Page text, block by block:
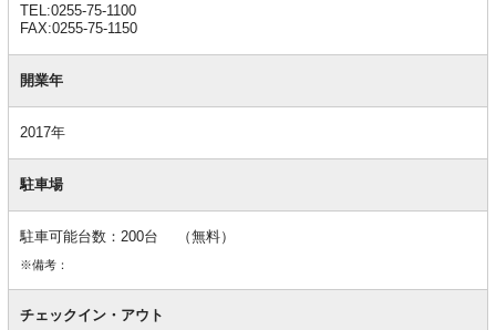
TEL:0255-75-1100
FAX:0255-75-1150
開業年
2017年
駐車場
駐車可能台数：200台 （無料）
※備考：
チェックイン・アウト